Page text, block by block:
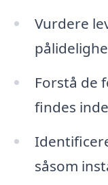
Vurdere
Forstå de
findes
såsom